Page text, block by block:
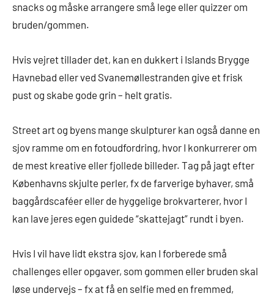
snacks og måske arrangere små lege eller quizzer om
bruden/gommen.
Hvis vejret tillader det, kan en dukkert i Islands Brygge
Havnebad eller ved Svanemøllestranden give et frisk
pust og skabe gode grin – helt gratis.
Street art og byens mange skulpturer kan også danne en
sjov ramme om en fotoudfordring, hvor I konkurrerer om
de mest kreative eller fjollede billeder. Tag på jagt efter
Københavns skjulte perler, fx de farverige byhaver, små
baggårdscaféer eller de hyggelige brokvarterer, hvor I
kan lave jeres egen guidede “skattejagt” rundt i byen.
Hvis I vil have lidt ekstra sjov, kan I forberede små
challenges eller opgaver, som gommen eller bruden skal
løse undervejs – fx at få en selfie med en fremmed,